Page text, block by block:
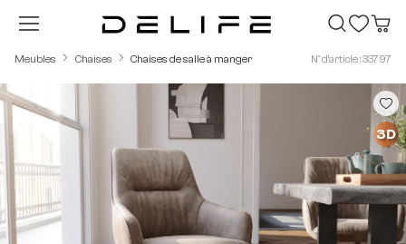
Passer au contenu principal
Meubles Chaises Chaises de salle à manger N° d'article : 33797
Ignorer la galerie d'images
3D